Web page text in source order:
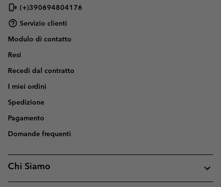
(+)390694804176
Servizio clienti
Modulo di contatto
Resi
Recedi dal contratto
I miei ordini
Spedizione
Pagamento
Domande frequenti
Chi Siamo